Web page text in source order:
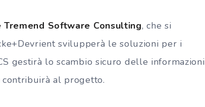
Tremend Software Consulting, che si
svilupperà le soluzioni per i
gestirà lo scambio sicuro delle informazioni
contribuirà al progetto.